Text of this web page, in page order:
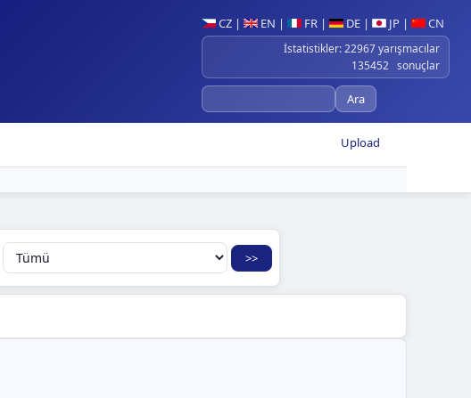
CZ | EN | FR | DE | JP | CN
İstatistikler: 22967 yarışmacılar
135452 sonuçlar
Upload